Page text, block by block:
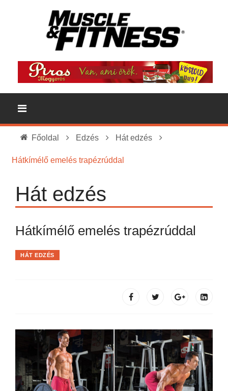
Főoldal Edzés Hát edzés
Hátkímélő emelés trapézrúddal
Hát edzés
Hátkímélő emelés trapézrúddal
HÁT EDZÉS